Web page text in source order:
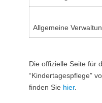
Allgemeine
Die offizielle Seite für
“Kindertagespflege”
finden Sie hier.